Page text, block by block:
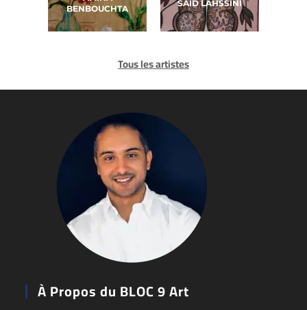
BENBOUCHTA
SAÏD LAHSSINI
Tous les artistes
À Propos du BLOC 9 Art